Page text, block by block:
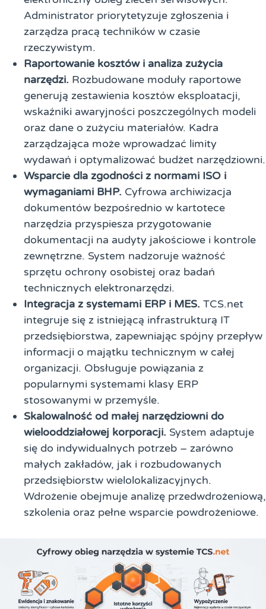
Administrator priorytetyzuje zgłoszenia i
zarządza pracą techników w czasie
rzeczywistym.
Raportowanie kosztów i analiza zużycia
narzędzi. Rozbudowane moduły raportowe
generują zestawienia kosztów eksploatacji,
wskaźniki awaryjności poszczególnych modeli
oraz dane o zużyciu materiałów. Kadra
zarządzająca może wprowadzać limity
wydawań i optymalizować budżet narzędziowni.
Wsparcie dla zgodności z normami ISO i
wymaganiami BHP. Cyfrowa archiwizacja
dokumentów bezpośrednio w kartotece
narzędzia przyspiesza przygotowanie
dokumentacji na audyty jakościowe i kontrole
zewnętrzne. System nadzoruje ważność
sprzętu ochrony osobistej oraz badań
technicznych elektronarzędzi.
Integracja z systemami ERP i MES. TCS.net
integruje się z istniejącą infrastrukturą IT
przedsiębiorstwa, zapewniając spójny przepływ
informacji o majątku technicznym w całej
organizacji. Obsługuje powiązania z
popularnymi systemami klasy ERP
stosowanymi w przemyśle.
Skalowalność od małej narzędziowni do
wielooddziałowej korporacji. System adaptuje
się do indywidualnych potrzeb – zarówno
małych zakładów, jak i rozbudowanych
przedsiębiorstw wielolokalizacyjnych.
Wdrożenie obejmuje analizę przedwdrożeniową,
szkolenia oraz pełne wsparcie powdrożeniowe.